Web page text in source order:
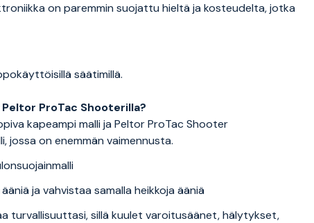
on paremmin suojattu hieltä ja kosteudelta, jotka
säätimillä.
ProTac Shooterilla?
kapeampi malli ja Peltor ProTac Shooter
jossa on enemmän vaimennusta.
ja vahvistaa samalla heikkoja ääniä
turvallisuuttasi, sillä kuulet varoitusäänet, hälytykset,